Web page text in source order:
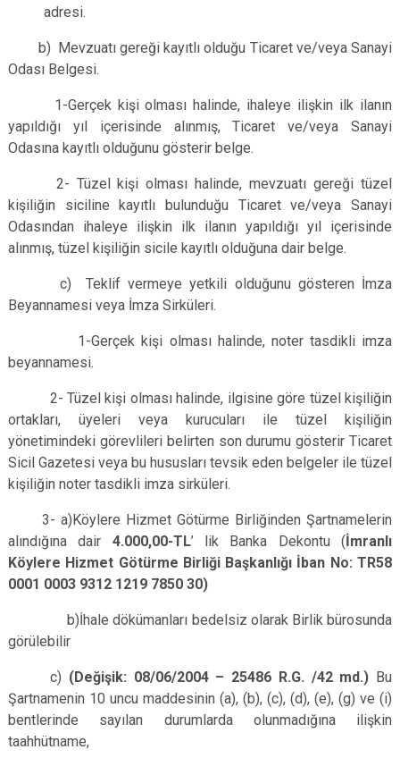
adresi.
b) Mevzuatı gereği kayıtlı olduğu Ticaret ve/veya Sanayi
Odası Belgesi.
1-Gerçek kişi olması halinde, ihaleye ilişkin ilk ilanın
yapıldığı yıl içerisinde alınmış, Ticaret ve/veya Sanayi
Odasına kayıtlı olduğunu gösterir belge.
2- Tüzel kişi olması halinde, mevzuatı gereği tüzel
kişiliğin siciline kayıtlı bulunduğu Ticaret ve/veya Sanayi
Odasından ihaleye ilişkin ilk ilanın yapıldığı yıl içerisinde
alınmış, tüzel kişiliğin sicile kayıtlı olduğuna dair belge.
c) Teklif vermeye yetkili olduğunu gösteren İmza
Beyannamesi veya İmza Sirküleri.
1-Gerçek kişi olması halinde, noter tasdikli imza
beyannamesi.
2- Tüzel kişi olması halinde, ilgisine göre tüzel kişiliğin
ortakları, üyeleri veya kurucuları ile tüzel kişiliğin
yönetimindeki görevlileri belirten son durumu gösterir Ticaret
Sicil Gazetesi veya bu hususları tevsik eden belgeler ile tüzel
kişiliğin noter tasdikli imza sirküleri.
3- a)Köylere Hizmet Götürme Birliğinden Şartnamelerin
alındığına dair 4.000,00-TL’ lik Banka Dekontu (İmranlı
Köylere Hizmet Götürme Birliği Başkanlığı İban No: TR58
0001 0003 9312 1219 7850 30)
b)İhale dökümanları bedelsiz olarak Birlik bürosunda
görülebilir
c) (Değişik: 08/06/2004 – 25486 R.G. /42 md.) Bu
Şartnamenin 10 uncu maddesinin (a), (b), (c), (d), (e), (g) ve (i)
bentlerinde sayılan durumlarda olunmadığına ilişkin
taahhütname,